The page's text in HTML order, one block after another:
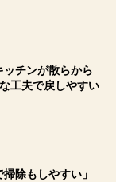
チンが散らから
工夫で戻しやすい
除もしやすい」